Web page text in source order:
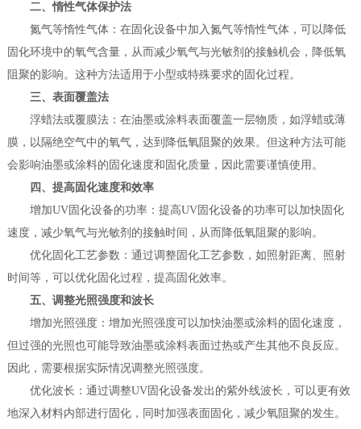
二、惰性气体保护法
氮气等惰性气体：在固化设备中加入氮气等惰性气体，可以降低
固化环境中的氧气含量，从而减少氧气与光敏剂的接触机会，降低氧
阻聚的影响。这种方法适用于小型或特殊要求的固化过程。
三、表面覆盖法
浮蜡法或覆膜法：在油墨或涂料表面覆盖一层物质，如浮蜡或薄
膜，以隔绝空气中的氧气，达到降低氧阻聚的效果。但这种方法可能
会影响油墨或涂料的固化速度和固化质量，因此需要谨慎使用。
四、提高固化速度和效率
增加UV固化设备的功率：提高UV固化设备的功率可以加快固化
速度，减少氧气与光敏剂的接触时间，从而降低氧阻聚的影响。
优化固化工艺参数：通过调整固化工艺参数，如照射距离、照射
时间等，可以优化固化过程，提高固化效率。
五、调整光照强度和波长
增加光照强度：增加光照强度可以加快油墨或涂料的固化速度，
但过强的光照也可能导致油墨或涂料表面过热或产生其他不良反应。
因此，需要根据实际情况调整光照强度。
优化波长：通过调整UV固化设备发出的紫外线波长，可以更有效
地深入材料内部进行固化，同时加强表面固化，减少氧阻聚的发生。